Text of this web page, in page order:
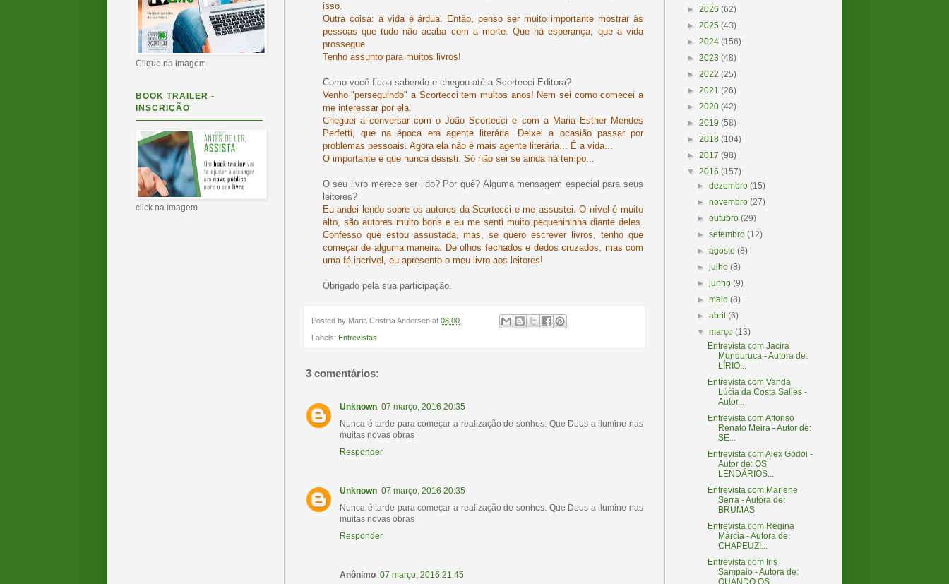
isso.
Outra coisa: a vida é árdua. Então, penso ser muito importante mostrar às
pessoas que tudo não acaba com a morte. Que há esperança, que a vida
prossegue.
Tenho assunto para muitos livros!
Como você ficou sabendo e chegou até a Scortecci Editora?
Venho "perseguindo" a Scortecci tem muitos anos! Nem sei como comecei a
me interessar por ela.
Cheguei a conversar com o João Scortecci e com a Maria Esther Mendes
Perfetti, que na época era agente literária. Deixei a ocasião passar por
problemas pessoais. Agora ela não é mais agente literária... É a vida...
O importante é que nunca desisti. Só não sei se ainda há tempo...
O seu livro merece ser lido? Por quê? Alguma mensagem especial para seus
leitores?
Eu andei lendo sobre os autores da Scortecci e me assustei. O nível é muito
alto, são autores muito bons e eu me senti muito pequenininha diante deles.
Confesso que estou assustada, mas, se quero escrever livros, tenho que
começar de alguma maneira. De olhos fechados e dedos cruzados, mas com
uma fé incrível, eu apresento o meu livro aos leitores!
Obrigado pela sua participação.
Posted by Maria Cristina Andersen at 08:00
Labels: Entrevistas
3 comentários:
Unknown 07 março, 2016 20:35
Nunca é tarde para começar a realização de sonhos. Que Deus a ilumine nas
muitas novas obras
Responder
Unknown 07 março, 2016 20:35
Nunca é tarde para começar a realização de sonhos. Que Deus a ilumine nas
muitas novas obras
Responder
Anônimo 07 março, 2016 21:45
Clique na imagem
BOOK TRAILER -
INSCRIÇÃO
click na imagem
► 2026 (62)
► 2025 (43)
► 2024 (156)
► 2023 (48)
► 2022 (25)
► 2021 (26)
► 2020 (42)
► 2019 (58)
► 2018 (104)
► 2017 (98)
▼ 2016 (157)
►dezembro(15)
►novembro(27)
►outubro(29)
►setembro(12)
►agosto(8)
►julho(8)
►junho(9)
►maio(8)
►abril(6)
▼março(13)
Entrevista com Jacira
Munduruca - Autora de:
LÍRIO...
Entrevista com Vanda
Lúcia da Costa Salles -
Autor...
Entrevista com Affonso
Renato Meira - Autor de:
SE...
Entrevista com Alex Godoi -
Autor de: OS
LENDÁRIOS...
Entrevista com Marlene
Serra - Autora de:
BRUMAS
Entrevista com Regina
Márcia - Autora de:
CHAPEUZI...
Entrevista com Iris
Sampaio - Autora de:
QUANDO OS...